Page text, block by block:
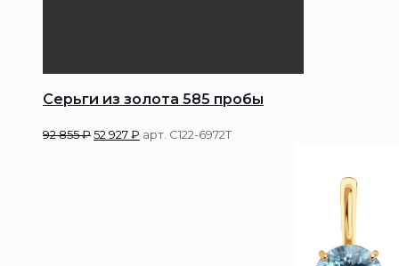
Серьги из золота 585 пробы
92 855₽52 927₽ арт. С122-6972Т